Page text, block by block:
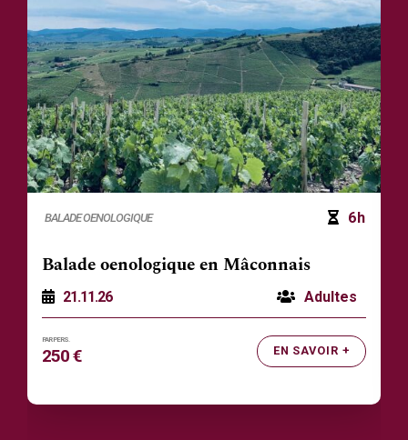
BALADE OENOLOGIQUE 6h
Balade oenologique en Mâconnais
Adultes
21.11.26
EN SAVOIR +
250 €